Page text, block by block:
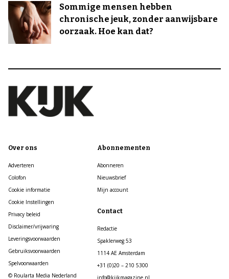
Sommige mensen hebben
chronische jeuk, zonder aanwijsbare
oorzaak. Hoe kan dat?
Over ons
Adverteren
Colofon
Cookie informatie
Cookie Instellingen
Privacy beleid
Disclaimer/vrijwaring
Leveringsvoorwaarden
Gebruiksvoorwaarden
Spelvoorwaarden
© Roularta Media Nederland
Abonnementen
Abonneren
Nieuwsbrief
Mijn account
Contact
Redactie
Spaklerweg 53
1114 AE Amsterdam
+31 (0)20 – 210 5300
info@kijkmagazine.nl